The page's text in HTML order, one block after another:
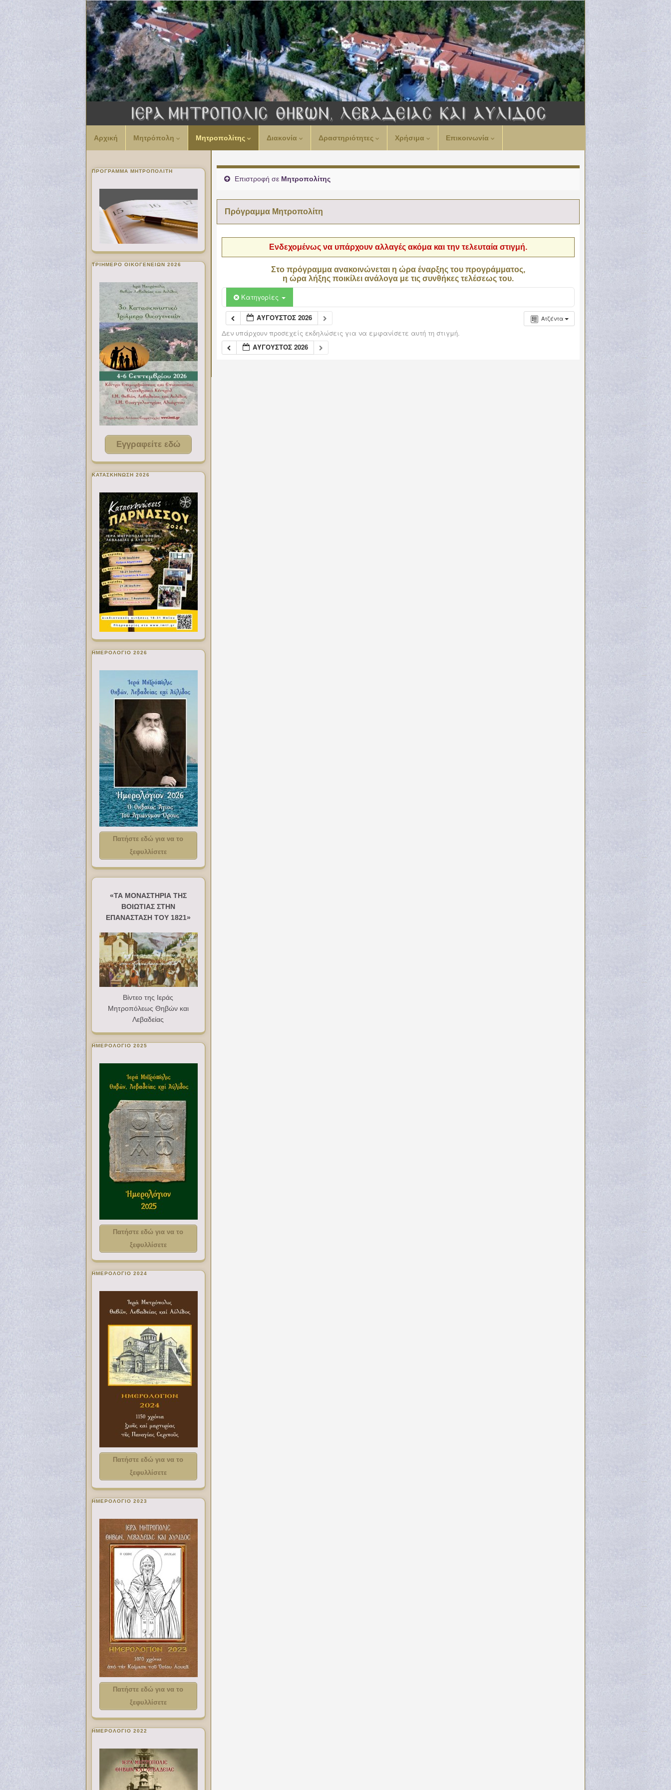
Αρχική Μητρόπολη Μητροπολίτης Διακονία Δραστηριότητες Χρήσιμα Επικοινωνία
Επιστροφή σε Μητροπολίτης
Πρόγραμμα Μητροπολίτη
Ενδεχομένως να υπάρχουν αλλαγές ακόμα και την τελευταία στιγμή.
Στο πρόγραμμα ανακοινώνεται η ώρα έναρξης του προγράμματος,
η ώρα λήξης ποικίλει ανάλογα με τις συνθήκες τελέσεως του.
Κατηγορίες
Ατζέντα
ΑΎΓΟΥΣΤΟΣ 2026
Δεν υπάρχουν προσεχείς εκδηλώσεις για να εμφανίσετε αυτή τη στιγμή.
ΑΎΓΟΥΣΤΟΣ 2026
ΠΡΌΓΡΑΜΜΑ ΜΗΤΡΟΠΟΛΊΤΗ
ΤΡΙΗΜΕΡΟ ΟΙΚΟΓΕΝΕΙΩΝ 2026
Εγγραφείτε εδώ
ΚΑΤΑΣΚΗΝΩΣΗ 2026
ΗΜΕΡΟΛΟΓΙΟ 2026
Πατήστε εδώ για να το
ξεφυλλίσετε
«ΤΑ ΜΟΝΑΣΤΗΡΙΑ ΤΗΣ
ΒΟΙΩΤΙΑΣ ΣΤΗΝ
ΕΠΑΝΑΣΤΑΣΗ ΤΟΥ 1821»
Βίντεο της Ιεράς
Μητροπόλεως Θηβών και
Λεβαδείας
ΗΜΕΡΟΛΟΓΙΟ 2025
Πατήστε εδώ για να το
ξεφυλλίσετε
ΗΜΕΡΟΛΟΓΙΟ 2024
Πατήστε εδώ για να το
ξεφυλλίσετε
ΗΜΕΡΟΛΟΓΙΟ 2023
Πατήστε εδώ για να το
ξεφυλλίσετε
ΗΜΕΡΟΛΟΓΙΟ 2022